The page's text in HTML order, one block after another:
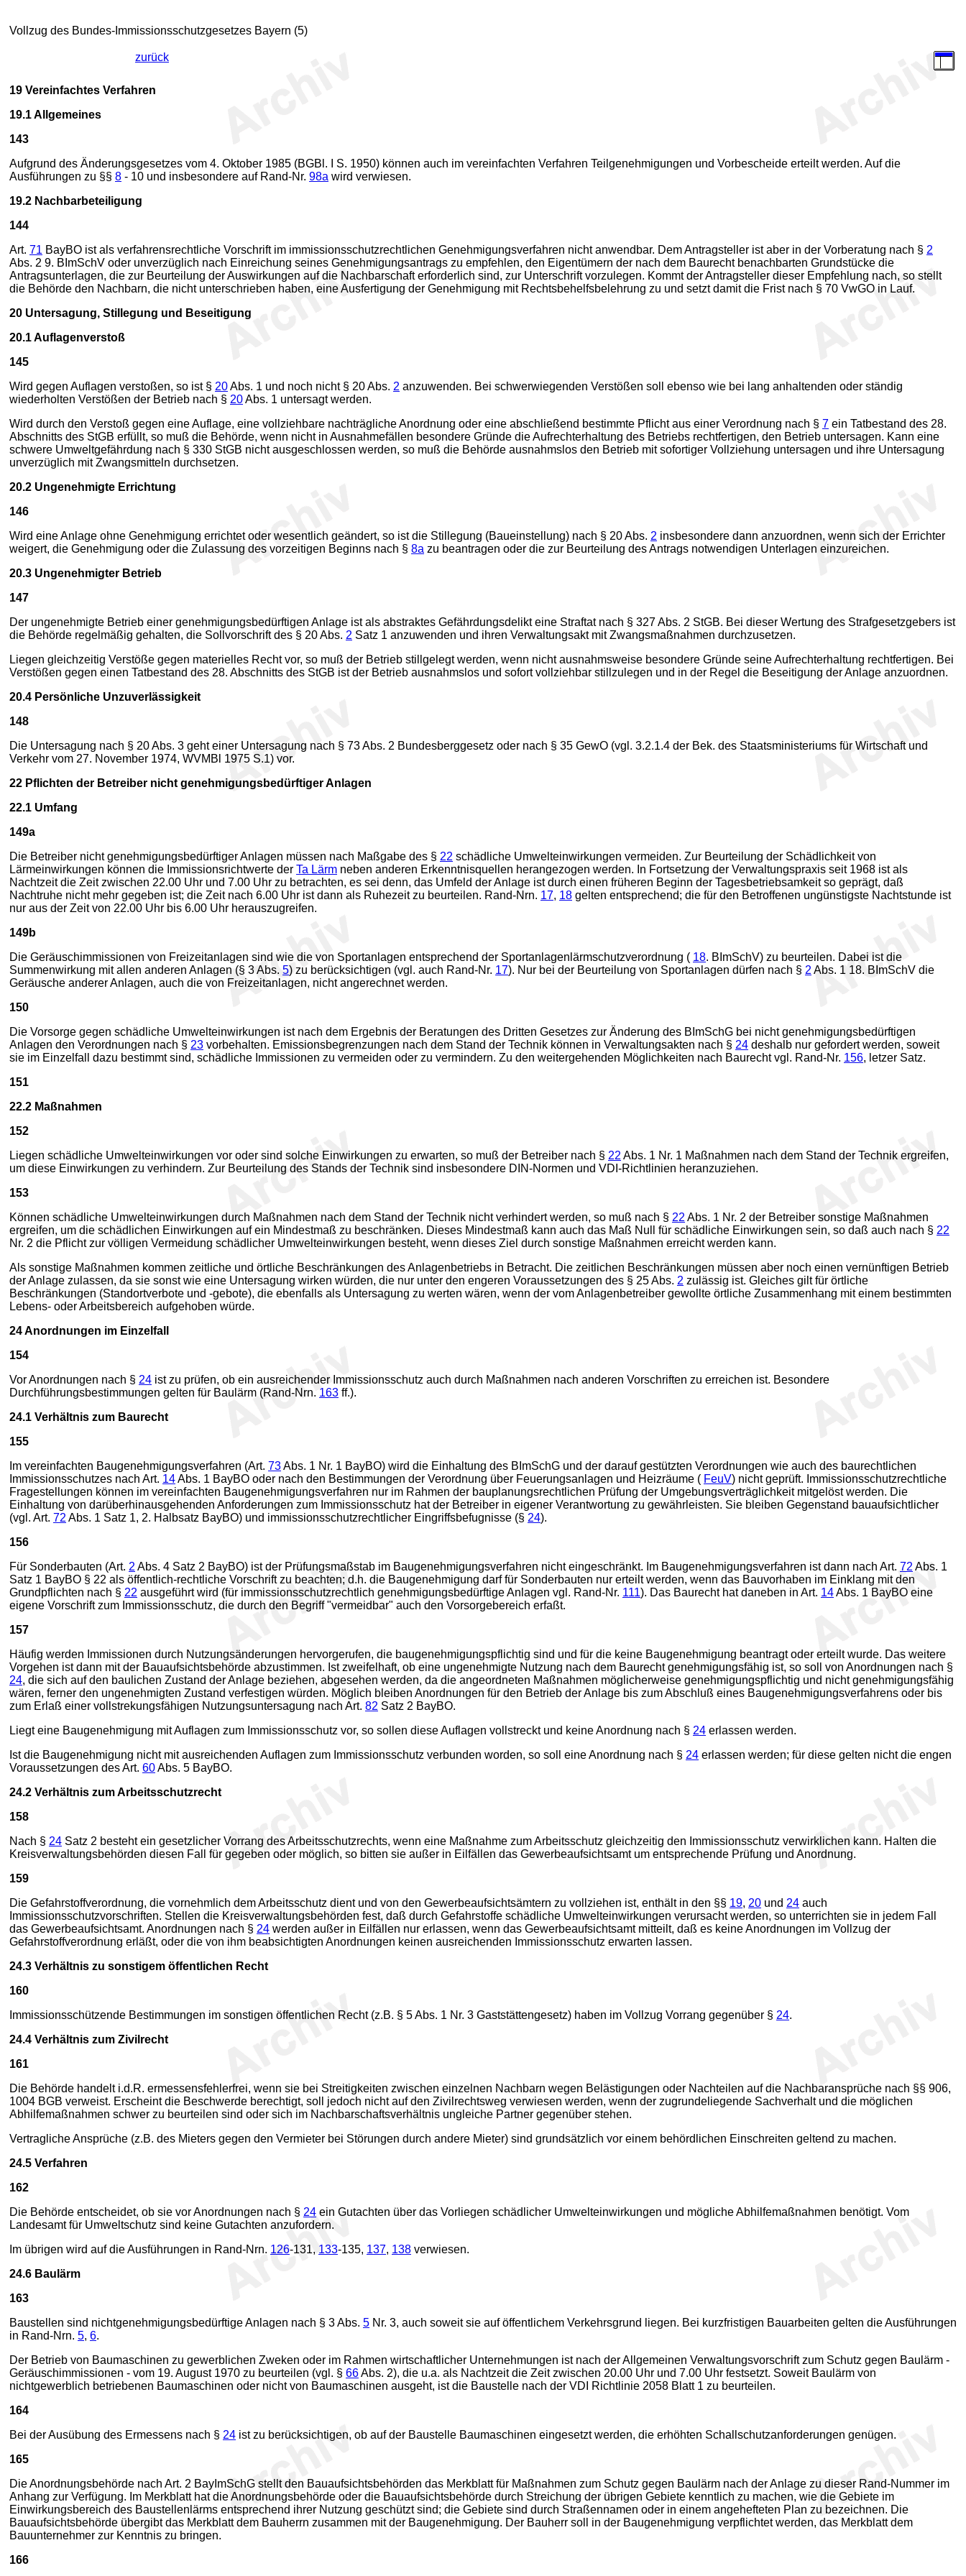
Vollzug des Bundes-Immissionsschutzgesetzes Bayern (5)
zurück
19 Vereinfachtes Verfahren
19.1Allgemeines
143
Aufgrund des Änderungsgesetzes vom 4. Oktober 1985 (BGBl. I S. 1950) können auch im vereinfachten Verfahren Teilgenehmigungen und Vorbescheide erteilt werden. Auf die
Ausführungen zu §§ 8 - 10 und insbesondere auf Rand-Nr. 98a wird verwiesen.
19.2 Nachbarbeteiligung
144
Art. 71 BayBO ist als verfahrensrechtliche Vorschrift im immissionsschutzrechtlichen Genehmigungsverfahren nicht anwendbar. Dem Antragsteller ist aber in der Vorberatung nach § 2
Abs. 2 9. BImSchV oder unverzüglich nach Einreichung seines Genehmigungsantrags zu empfehlen, den Eigentümern der nach dem Baurecht benachbarten Grundstücke die
Antragsunterlagen, die zur Beurteilung der Auswirkungen auf die Nachbarschaft erforderlich sind, zur Unterschrift vorzulegen. Kommt der Antragsteller dieser Empfehlung nach, so stellt
die Behörde den Nachbarn, die nicht unterschrieben haben, eine Ausfertigung der Genehmigung mit Rechtsbehelfsbelehrung zu und setzt damit die Frist nach § 70 VwGO in Lauf.
20 Untersagung, Stillegung und Beseitigung
20.1Auflagenverstoß
145
Wird gegen Auflagen verstoßen, so ist § 20Abs. 1 und noch nicht § 20 Abs. 2 anzuwenden. Bei schwerwiegenden Verstößen soll ebenso wie bei lang anhaltenden oder ständig
wiederholten Verstößen der Betrieb nach § 20Abs. 1 untersagt werden.
Wird durch den Verstoß gegen eine Auflage, eine vollziehbare nachträgliche Anordnung oder eine abschließend bestimmte Pflicht aus einer Verordnung nach § 7 ein Tatbestand des 28.
Abschnitts des StGB erfüllt, so muß die Behörde, wenn nicht in Ausnahmefällen besondere Gründe die Aufrechterhaltung des Betriebs rechtfertigen, den Betrieb untersagen. Kann eine
schwere Umweltgefährdung nach § 330 StGB nicht ausgeschlossen werden, so muß die Behörde ausnahmslos den Betrieb mit sofortiger Vollziehung untersagen und ihre Untersagung
unverzüglich mit Zwangsmitteln durchsetzen.
20.2 Ungenehmigte Errichtung
146
Wird eine Anlage ohne Genehmigung errichtet oder wesentlich geändert, so ist die Stillegung (Baueinstellung) nach § 20 Abs. 2 insbesondere dann anzuordnen, wenn sich der Errichter
weigert, die Genehmigung oder die Zulassung des vorzeitigen Beginns nach § 8a zu beantragen oder die zur Beurteilung des Antrags notwendigen Unterlagen einzureichen.
20.3 Ungenehmigter Betrieb
147
Der ungenehmigte Betrieb einer genehmigungsbedürftigen Anlage ist als abstraktes Gefährdungsdelikt eine Straftat nach § 327 Abs. 2 StGB. Bei dieser Wertung des Strafgesetzgebers ist
die Behörde regelmäßig gehalten, die Sollvorschrift des § 20 Abs. 2 Satz 1 anzuwenden und ihren Verwaltungsakt mit Zwangsmaßnahmen durchzusetzen.
Liegen gleichzeitig Verstöße gegen materielles Recht vor, so muß der Betrieb stillgelegt werden, wenn nicht ausnahmsweise besondere Gründe seine Aufrechterhaltung rechtfertigen. Bei
Verstößen gegen einen Tatbestand des 28. Abschnitts des StGB ist der Betrieb ausnahmslos und sofort vollziehbar stillzulegen und in der Regel die Beseitigung der Anlage anzuordnen.
20.4 Persönliche Unzuverlässigkeit
148
Die Untersagung nach § 20 Abs. 3 geht einer Untersagung nach § 73 Abs. 2 Bundesberggesetz oder nach § 35 GewO (vgl. 3.2.1.4 der Bek. des Staatsministeriums für Wirtschaft und
Verkehr vom 27. November 1974, WVMBl 1975 S.1) vor.
22 Pflichten der Betreiber nicht genehmigungsbedürftiger Anlagen
22.1 Umfang
149a
Die Betreiber nicht genehmigungsbedürftiger Anlagen müssen nach Maßgabe des § 22 schädliche Umwelteinwirkungen vermeiden. Zur Beurteilung der Schädlichkeit von
Lärmeinwirkungen können die Immissionsrichtwerte der Ta Lärm neben anderen Erkenntnisquellen herangezogen werden. In Fortsetzung der Verwaltungspraxis seit 1968 ist als
Nachtzeit die Zeit zwischen 22.00 Uhr und 7.00 Uhr zu betrachten, es sei denn, das Umfeld der Anlage ist durch einen früheren Beginn der Tagesbetriebsamkeit so geprägt, daß
Nachtruhe nicht mehr gegeben ist; die Zeit nach 6.00 Uhr ist dann als Ruhezeit zu beurteilen. Rand-Nrn. 17, 18 gelten entsprechend; die für den Betroffenen ungünstigste Nachtstunde ist
nur aus der Zeit von 22.00 Uhr bis 6.00 Uhr herauszugreifen.
149b
Die Geräuschimmissionen von Freizeitanlagen sind wie die von Sportanlagen entsprechend der Sportanlagenlärmschutzverordnung ( 18. BImSchV) zu beurteilen. Dabei ist die
Summenwirkung mit allen anderen Anlagen (§ 3 Abs. 5) zu berücksichtigen (vgl. auch Rand-Nr. 17). Nur bei der Beurteilung von Sportanlagen dürfen nach § 2 Abs. 1 18. BImSchV die
Geräusche anderer Anlagen, auch die von Freizeitanlagen, nicht angerechnet werden.
150
Die Vorsorge gegen schädliche Umwelteinwirkungen ist nach dem Ergebnis der Beratungen des Dritten Gesetzes zur Änderung des BImSchG bei nicht genehmigungsbedürftigen
Anlagen den Verordnungen nach § 23 vorbehalten. Emissionsbegrenzungen nach dem Stand der Technik können in Verwaltungsakten nach § 24 deshalb nur gefordert werden, soweit
sie im Einzelfall dazu bestimmt sind, schädliche Immissionen zu vermeiden oder zu vermindern. Zu den weitergehenden Möglichkeiten nach Baurecht vgl. Rand-Nr. 156, letzer Satz.
151
22.2 Maßnahmen
152
Liegen schädliche Umwelteinwirkungen vor oder sind solche Einwirkungen zu erwarten, so muß der Betreiber nach § 22 Abs. 1 Nr. 1 Maßnahmen nach dem Stand der Technik ergreifen,
um diese Einwirkungen zu verhindern. Zur Beurteilung des Stands der Technik sind insbesondere DIN-Normen und VDI-Richtlinien heranzuziehen.
153
Können schädliche Umwelteinwirkungen durch Maßnahmen nach dem Stand der Technik nicht verhindert werden, so muß nach § 22 Abs. 1 Nr. 2 der Betreiber sonstige Maßnahmen
ergreifen, um die schädlichen Einwirkungen auf ein Mindestmaß zu beschränken. Dieses Mindestmaß kann auch das Maß Null für schädliche Einwirkungen sein, so daß auch nach § 22
Nr. 2 die Pflicht zur völligen Vermeidung schädlicher Umwelteinwirkungen besteht, wenn dieses Ziel durch sonstige Maßnahmen erreicht werden kann.
Als sonstige Maßnahmen kommen zeitliche und örtliche Beschränkungen des Anlagenbetriebs in Betracht. Die zeitlichen Beschränkungen müssen aber noch einen vernünftigen Betrieb
der Anlage zulassen, da sie sonst wie eine Untersagung wirken würden, die nur unter den engeren Voraussetzungen des § 25 Abs. 2 zulässig ist. Gleiches gilt für örtliche
Beschränkungen (Standortverbote und -gebote), die ebenfalls als Untersagung zu werten wären, wenn der vom Anlagenbetreiber gewollte örtliche Zusammenhang mit einem bestimmten
Lebens- oder Arbeitsbereich aufgehoben würde.
24Anordnungen im Einzelfall
154
Vor Anordnungen nach § 24 ist zu prüfen, ob ein ausreichender Immissionsschutz auch durch Maßnahmen nach anderen Vorschriften zu erreichen ist. Besondere
Durchführungsbestimmungen gelten für Baulärm (Rand-Nrn. 163 ff.).
24.1 Verhältnis zum Baurecht
155
Im vereinfachten Baugenehmigungsverfahren (Art. 73Abs. 1 Nr. 1 BayBO) wird die Einhaltung des BImSchG und der darauf gestützten Verordnungen wie auch des baurechtlichen
Immissionsschutzes nach Art. 14Abs. 1 BayBO oder nach den Bestimmungen der Verordnung über Feuerungsanlagen und Heizräume ( FeuV) nicht geprüft. Immissionsschutzrechtliche
Fragestellungen können im vereinfachten Baugenehmigungsverfahren nur im Rahmen der bauplanungsrechtlichen Prüfung der Umgebungsverträglichkeit mitgelöst werden. Die
Einhaltung von darüberhinausgehenden Anforderungen zum Immissionsschutz hat der Betreiber in eigener Verantwortung zu gewährleisten. Sie bleiben Gegenstand bauaufsichtlicher
(vgl. Art. 72 Abs. 1 Satz 1, 2. Halbsatz BayBO) und immissionsschutzrechtlicher Eingriffsbefugnisse (§ 24).
156
Für Sonderbauten (Art. 2 Abs. 4 Satz 2 BayBO) ist der Prüfungsmaßstab im Baugenehmigungsverfahren nicht eingeschränkt. Im Baugenehmigungsverfahren ist dann nach Art. 72 Abs. 1
Satz 1 BayBO § 22 als öffentlich-rechtliche Vorschrift zu beachten; d.h. die Baugenehmigung darf für Sonderbauten nur erteilt werden, wenn das Bauvorhaben im Einklang mit den
Grundpflichten nach § 22 ausgeführt wird (für immissionsschutzrechtlich genehmigungsbedürftige Anlagen vgl. Rand-Nr. 111). Das Baurecht hat daneben in Art. 14Abs. 1 BayBO eine
eigene Vorschrift zum Immissionsschutz, die durch den Begriff "vermeidbar" auch den Vorsorgebereich erfaßt.
157
Häufig werden Immissionen durch Nutzungsänderungen hervorgerufen, die baugenehmigungspflichtig sind und für die keine Baugenehmigung beantragt oder erteilt wurde. Das weitere
Vorgehen ist dann mit der Bauaufsichtsbehörde abzustimmen. Ist zweifelhaft, ob eine ungenehmigte Nutzung nach dem Baurecht genehmigungsfähig ist, so soll von Anordnungen nach §
24, die sich auf den baulichen Zustand der Anlage beziehen, abgesehen werden, da die angeordneten Maßnahmen möglicherweise genehmigungspflichtig und nicht genehmigungsfähig
wären, ferner den ungenehmigten Zustand verfestigen würden. Möglich bleiben Anordnungen für den Betrieb der Anlage bis zum Abschluß eines Baugenehmigungsverfahrens oder bis
zum Erlaß einer vollstrekungsfähigen Nutzungsuntersagung nach Art. 82 Satz 2 BayBO.
Liegt eine Baugenehmigung mit Auflagen zum Immissionsschutz vor, so sollen diese Auflagen vollstreckt und keine Anordnung nach § 24 erlassen werden.
Ist die Baugenehmigung nicht mit ausreichenden Auflagen zum Immissionsschutz verbunden worden, so soll eine Anordnung nach § 24 erlassen werden; für diese gelten nicht die engen
Voraussetzungen des Art. 60Abs. 5 BayBO.
24.2 Verhältnis zum Arbeitsschutzrecht
158
Nach § 24 Satz 2 besteht ein gesetzlicher Vorrang des Arbeitsschutzrechts, wenn eine Maßnahme zum Arbeitsschutz gleichzeitig den Immissionsschutz verwirklichen kann. Halten die
Kreisverwaltungsbehörden diesen Fall für gegeben oder möglich, so bitten sie außer in Eilfällen das Gewerbeaufsichtsamt um entsprechende Prüfung und Anordnung.
159
Die Gefahrstoffverordnung, die vornehmlich dem Arbeitsschutz dient und von den Gewerbeaufsichtsämtern zu vollziehen ist, enthält in den §§ 19, 20 und 24 auch
Immissionsschutzvorschriften. Stellen die Kreisverwaltungsbehörden fest, daß durch Gefahrstoffe schädliche Umwelteinwirkungen verursacht werden, so unterrichten sie in jedem Fall
das Gewerbeaufsichtsamt. Anordnungen nach § 24 werden außer in Eilfällen nur erlassen, wenn das Gewerbeaufsichtsamt mitteilt, daß es keine Anordnungen im Vollzug der
Gefahrstoffverordnung erläßt, oder die von ihm beabsichtigten Anordnungen keinen ausreichenden Immissionsschutz erwarten lassen.
24.3 Verhältnis zu sonstigem öffentlichen Recht
160
Immissionsschützende Bestimmungen im sonstigen öffentlichen Recht (z.B. § 5 Abs. 1 Nr. 3 Gaststättengesetz) haben im Vollzug Vorrang gegenüber § 24.
24.4 Verhältnis zum Zivilrecht
161
Die Behörde handelt i.d.R. ermessensfehlerfrei, wenn sie bei Streitigkeiten zwischen einzelnen Nachbarn wegen Belästigungen oder Nachteilen auf die Nachbaransprüche nach §§ 906,
1004 BGB verweist. Erscheint die Beschwerde berechtigt, soll jedoch nicht auf den Zivilrechtsweg verwiesen werden, wenn der zugrundeliegende Sachverhalt und die möglichen
Abhilfemaßnahmen schwer zu beurteilen sind oder sich im Nachbarschaftsverhältnis ungleiche Partner gegenüber stehen.
Vertragliche Ansprüche (z.B. des Mieters gegen den Vermieter bei Störungen durch andere Mieter) sind grundsätzlich vor einem behördlichen Einschreiten geltend zu machen.
24.5 Verfahren
162
Die Behörde entscheidet, ob sie vor Anordnungen nach § 24 ein Gutachten über das Vorliegen schädlicher Umwelteinwirkungen und mögliche Abhilfemaßnahmen benötigt. Vom
Landesamt für Umweltschutz sind keine Gutachten anzufordern.
Im übrigen wird auf die Ausführungen in Rand-Nrn. 126-131, 133-135, 137, 138 verwiesen.
24.6 Baulärm
163
Baustellen sind nichtgenehmigungsbedürftige Anlagen nach § 3 Abs. 5 Nr. 3, auch soweit sie auf öffentlichem Verkehrsgrund liegen. Bei kurzfristigen Bauarbeiten gelten die Ausführungen
in Rand-Nrn. 5, 6.
Der Betrieb von Baumaschinen zu gewerblichen Zweken oder im Rahmen wirtschaftlicher Unternehmungen ist nach der Allgemeinen Verwaltungsvorschrift zum Schutz gegen Baulärm -
Geräuschimmissionen - vom 19. August 1970 zu beurteilen (vgl. § 66Abs. 2), die u.a. als Nachtzeit die Zeit zwischen 20.00 Uhr und 7.00 Uhr festsetzt. Soweit Baulärm von
nichtgewerblich betriebenen Baumaschinen oder nicht von Baumaschinen ausgeht, ist die Baustelle nach der VDI Richtlinie 2058 Blatt 1 zu beurteilen.
164
Bei der Ausübung des Ermessens nach § 24 ist zu berücksichtigen, ob auf der Baustelle Baumaschinen eingesetzt werden, die erhöhten Schallschutzanforderungen genügen.
165
Die Anordnungsbehörde nach Art. 2 BayImSchG stellt den Bauaufsichtsbehörden das Merkblatt für Maßnahmen zum Schutz gegen Baulärm nach der Anlage zu dieser Rand-Nummer im
Anhang zur Verfügung. Im Merkblatt hat die Anordnungsbehörde oder die Bauaufsichtsbehörde durch Streichung der übrigen Gebiete kenntlich zu machen, wie die Gebiete im
Einwirkungsbereich des Baustellenlärms entsprechend ihrer Nutzung geschützt sind; die Gebiete sind durch Straßennamen oder in einem angehefteten Plan zu bezeichnen. Die
Bauaufsichtsbehörde übergibt das Merkblatt dem Bauherrn zusammen mit der Baugenehmigung. Der Bauherr soll in der Baugenehmigung verpflichtet werden, das Merkblatt dem
Bauunternehmer zur Kenntnis zu bringen.
166